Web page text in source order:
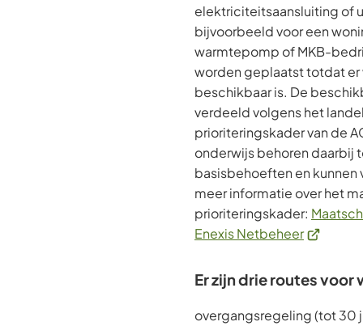
elektriciteitsaansluiting of
bijvoorbeeld voor een
warmtepomp of MKB-
worden geplaatst totdat
beschikbaar is. De
verdeeld volgens het
prioriteringskader van de
onderwijs behoren daarbij
basisbehoeften en kunnen
meer informatie over het
prioriteringskader:
Enexis Netbeheer(Verwijst
een
website)
Er zijn drie routes
overgangsregeling (tot 30